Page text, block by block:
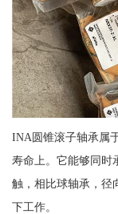
INA圆锥滚子轴承属
寿命上。它能够同时
触，相比球轴承，径
下工作。